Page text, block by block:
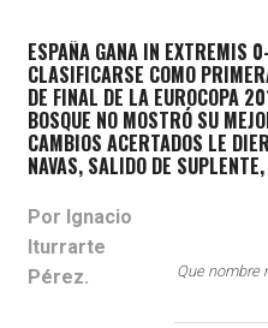
ESPAÑA GANA IN EXTREMIS
CLASIFICARSE COMO
DE FINAL DE LA EUROCOPA
BOSQUE NO MOSTRÓ SU
CAMBIOS ACERTADOS LE
NAVAS, SALIDO DE
Que nombre
Por Ignacio
Iturrarte
Pérez.